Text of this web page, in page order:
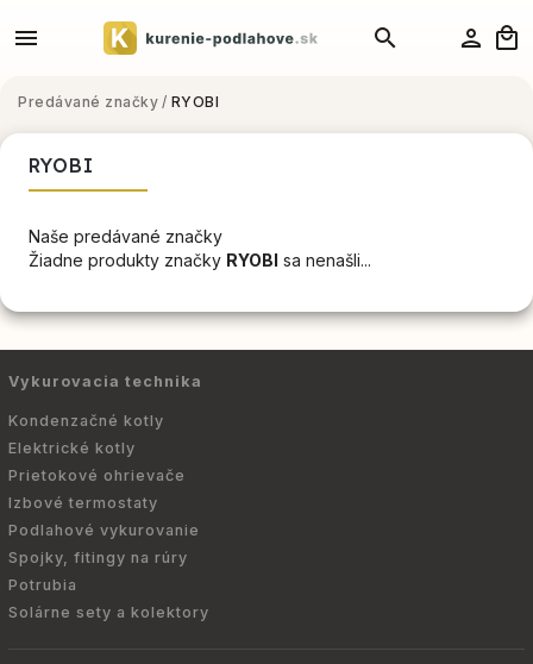
Predávané značky / RYOBI
RYOBI
Naše predávané značky
Žiadne produkty značky RYOBI sa nenašli...
Vykurovacia technika
Kondenzačné kotly
Elektrické kotly
Prietokové ohrievače
Izbové termostaty
Podlahové vykurovanie
Spojky, fitingy na rúry
Potrubia
Solárne sety a kolektory